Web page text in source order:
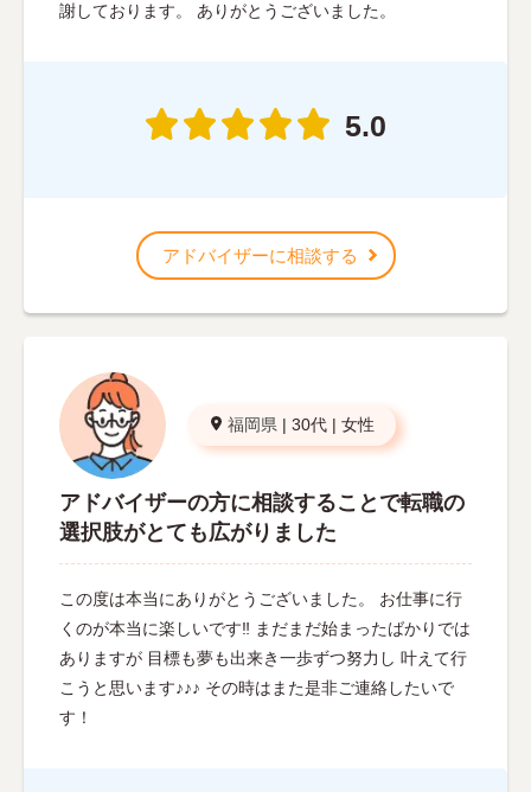
謝しております。 ありがとうございました。
5.0
アドバイザーに相談する
福岡県 | 30代 | 女性
アドバイザーの方に相談することで転職の
選択肢がとても広がりました
この度は本当にありがとうございました。 お仕事に行
くのが本当に楽しいです‼︎ まだまだ始まったばかりでは
ありますが 目標も夢も出来き一歩ずつ努力し 叶えて行
こうと思います♪♪♪ その時はまた是非ご連絡したいで
す！